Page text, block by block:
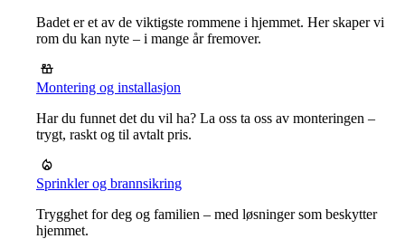
Badet er et av de viktigste rommene i hjemmet. Her skaper vi
rom du kan nyte – i mange år fremover.
Montering og installasjon
Har du funnet det du vil ha? La oss ta oss av monteringen –
trygt, raskt og til avtalt pris.
Sprinkler og brannsikring
Trygghet for deg og familien – med løsninger som beskytter
hjemmet.